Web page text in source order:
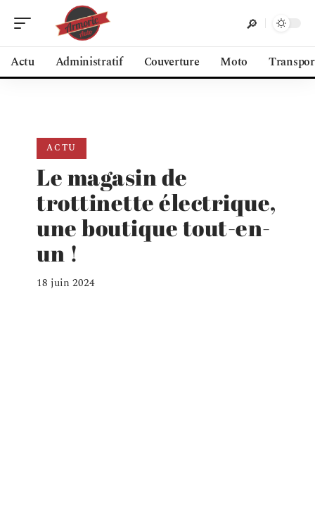
Actu Administratif Couverture Moto
ACTU
Le magasin de
trottinette électrique,
une boutique tout-en-
un !
18 juin 2024